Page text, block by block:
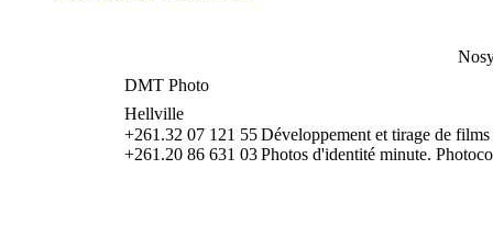
DMT Photo
Hellville
+261.32 07 121 55
+261.20 86 631 03
Développement et tirage de
Photos d'identité minute.